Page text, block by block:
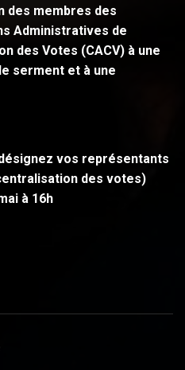
des membres des
Administratives de
des Votes (CACV) à une
serment et à une
vos représentants
des votes)
à 16h